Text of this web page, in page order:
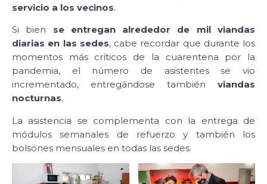
servicio a los vecinos.
Si bien se entregan alrededor de mil viandas
diarias en las sedes, cabe recordar que durante los
momentos más críticos de la cuarentena por la
pandemia, el número de asistentes se vio
incrementado, entregándose también viandas
nocturnas.
La asistencia se complementa con la entrega de
módulos semanales de refuerzo y también los
bolsones mensuales en todas las sedes.